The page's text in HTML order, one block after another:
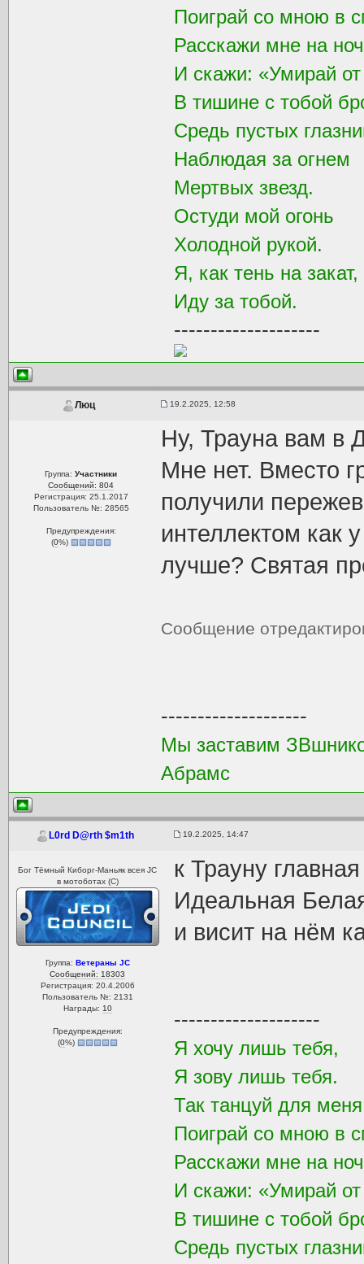
Поиграй со мною в
Расскажи мне на
И скажи: «Умирай
В тишине с тобой
Средь пустых
Наблюдая за огнем
Мертвых звезд.
Остуди мой огонь
Холодной рукой.
Я, как тень на закат,
Иду за тобой.
--------------------
Люц 19.2.2025, 12:58
Группа:Участники
Сообщений: 804
Регистрация: 25.1.2017
Пользователь №: 28565
Предупреждения:
(0%)
Ну, Трауна вам в
Мне нет. Вместо
получили
интеллектом как
лучше? Святая
Сообщение
--------------------
Мы заставим
Абрамс
L0rd D@rth $m1th 19.2.2025, 14:47
Бог Тёмный Киборг-Маньяк всея JC
в мотоботах (С)
Группа: Ветераны JC
Сообщений: 18303
Регистрация: 20.4.2006
Пользователь №: 2131
Награды: 10
Предупреждения:
(0%)
к Трауну
Идеальная
и висит на нём
--------------------
Я хочу лишь тебя,
Я зову лишь тебя.
Так танцуй для
Поиграй со мною в
Расскажи мне на
И скажи: «Умирай
В тишине с тобой
Средь пустых